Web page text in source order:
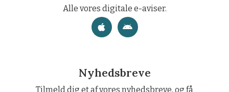
Alle vores digitale e-aviser.
Nyhedsbreve
Tilmeld dig et af vores nyhedsbreve, og få